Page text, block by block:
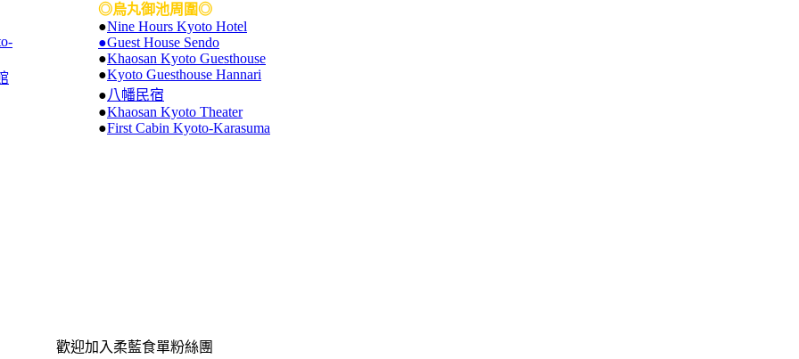
◎烏丸御池周圍◎
●Nine Hours Kyoto Hotel
●Guest House Sendo
●Khaosan Kyoto Guesthouse
●Kyoto Guesthouse Hannari
●八幡民宿
●Khaosan Kyoto Theater
●First Cabin Kyoto-Karasuma
歡迎加入柔藍食單粉絲團